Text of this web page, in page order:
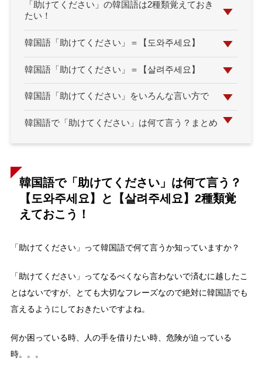
「助けてください」の韓国語は2種類覚えておき
たい！
韓国語「助けてください」＝【도와주세요】
韓国語「助けてください」＝【살려주세요】
韓国語「助けてください」をいろんな言い方で
韓国語で「助けてください」は何て言う？まとめ
韓国語で「助けてください」は何て言う？
【도와주세요】と【살려주세요】2種類覚
えておこう！
「助けてください」って韓国語で何て言うか知っていますか？
「助けてください」ってなるべくなら言わないで済むに越したこ
とはないですが、とても大切なフレーズなので絶対に韓国語でも
言えるようにしておきたいですよね。
何か困っている時、人の手を借りたい時、危険が迫っている
時。。。